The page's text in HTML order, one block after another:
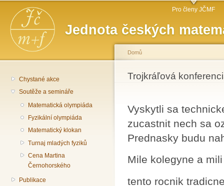
Jednota českých
Hlavní menu Pro členy JČMF
Chystané akce
Soutěže a semináře
Matematická olympiáda
Fyzikální olympiáda
Matematický klokan
Turnaj mladých fyziků
Cena Martina
Černohorského
Publikace
Jste zde
Domů
Trojkráľová
Vyskytli sa
zucastnit nech sa
Prednasky budu
Mile kolegyne a
tento rocnik